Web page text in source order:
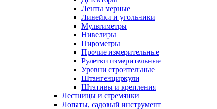
Ленты мерные
Линейки и угольники
Мультиметры
Нивелиры
Пирометры
Прочие измерительные
Рулетки измерительные
Уровни строительные
Штангенциркули
Штативы и крепления
Лестницы и стремянки
Лопаты, садовый инструмент